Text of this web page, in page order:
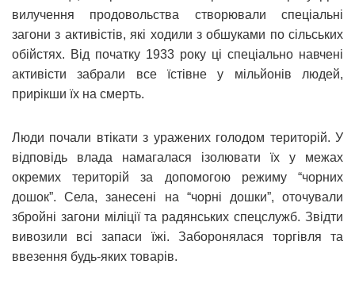
вилучення продовольства створювали спеціальні
загони з активістів, які ходили з обшуками по сільських
обійстях. Від початку 1933 року ці спеціально навчені
активісти забрали все їстівне у мільйонів людей,
прирікши їх на смерть.
Люди почали втікати з уражених голодом територій. У
відповідь влада намагалася ізолювати їх у межах
окремих територій за допомогою режиму “чорних
дошок”. Села, занесені на “чорні дошки”, оточували
збройні загони міліції та радянських спецслужб. Звідти
вивозили всі запаси їжі. Заборонялася торгівля та
ввезення будь-яких товарів.